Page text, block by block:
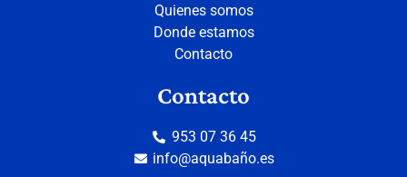
Quienes somos
Donde estamos
Contacto
Contacto
953 07 36 45
info@aquabaño.es